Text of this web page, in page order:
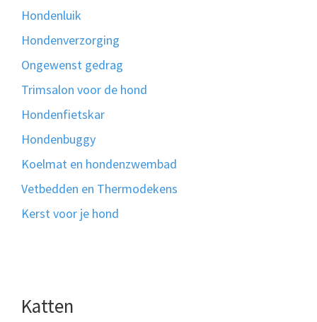
Hondenluik
Hondenverzorging
Ongewenst gedrag
Trimsalon voor de hond
Hondenfietskar
Hondenbuggy
Koelmat en hondenzwembad
Vetbedden en Thermodekens
Kerst voor je hond
Katten